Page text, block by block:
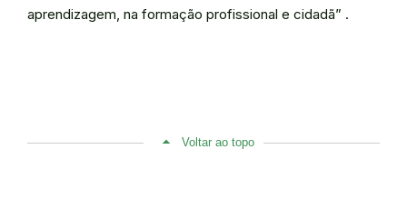
aprendizagem, na formação profissional e cidadã” .
Voltar ao topo